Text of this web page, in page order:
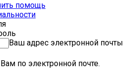
помощь
Ваш адрес электронной почты
по электронной почте.